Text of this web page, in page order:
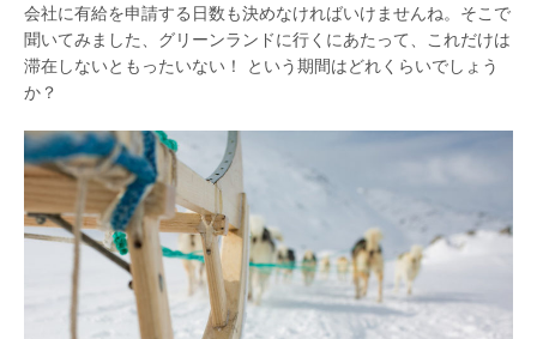
会社に有給を申請する日数も決めなければいけませんね。そこで
聞いてみました、グリーンランドに行くにあたって、これだけは
滞在しないともったいない！ という期間はどれくらいでしょう
か？